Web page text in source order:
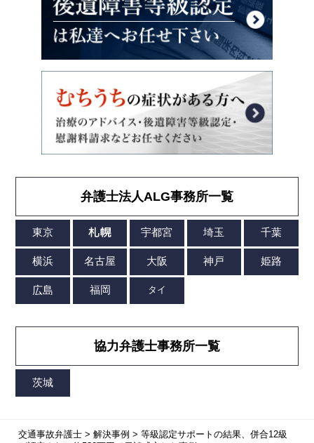
弁護士法人ALG事務所一覧
協力弁護士事務所一覧
交通事故弁護士> 解決事例 > 等級認定サポートの結果、併合12級